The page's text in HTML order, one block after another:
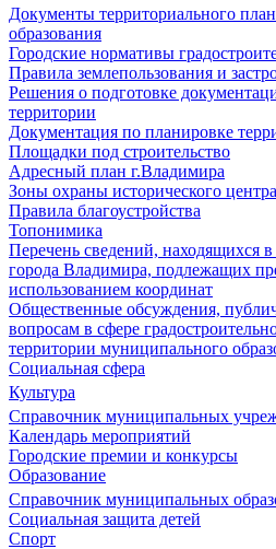
Документы территориального
образования
Городские нормативы
Правила землепользования и
Решения о подготовке
территории
Документация по планировке
Площадки под строительство
Адресный план г.Владимира
Зоны охраны исторического центра
Правила благоустройства
Топонимика
Перечень сведений, находящихся
города Владимира, подлежащих
использованием координат
Общественные обсуждения,
вопросам в сфере
территории муниципального
Социальная сфера
Культура
Справочник муниципальных
Календарь мероприятий
Городские премии и конкурсы
Образование
Справочник муниципальных
Социальная защита детей
Спорт